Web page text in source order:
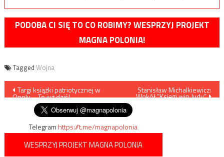
PODOBA CI SIĘ TO CO ROBIMY? WESPRZYJ PROJEKT
MAGNA POLONIA!
Tagged Wojna
Nawigacja
wpisu
Targi książki patriotycznej w
Opolu – To już dziś!
Stanisław Michalkiewicz:
Wokół “Księgi win Judy”
Telegramhttps://t.me/magnapolonia
WESPRZYJ PROJEKT MAGNA POLONIA